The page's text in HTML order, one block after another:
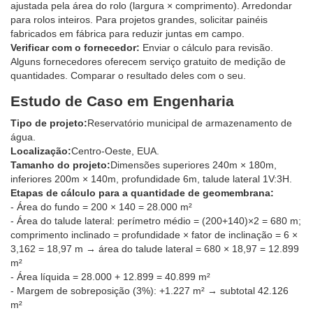
ajustada pela área do rolo (largura × comprimento). Arredondar
para rolos inteiros. Para projetos grandes, solicitar painéis
fabricados em fábrica para reduzir juntas em campo.
Verificar com o fornecedor: Enviar o cálculo para revisão.
Alguns fornecedores oferecem serviço gratuito de medição de
quantidades. Comparar o resultado deles com o seu.
Estudo de Caso em Engenharia
Tipo de projeto:Reservatório municipal de armazenamento de
água.
Localização:Centro-Oeste, EUA.
Tamanho do projeto:Dimensões superiores 240m × 180m,
inferiores 200m × 140m, profundidade 6m, talude lateral 1V:3H.
Etapas de cálculo para a quantidade de geomembrana:
- Área do fundo = 200 × 140 = 28.000 m²
- Área do talude lateral: perímetro médio = (200+140)×2 = 680 m;
comprimento inclinado = profundidade × fator de inclinação = 6 ×
3,162 = 18,97 m → área do talude lateral = 680 × 18,97 = 12.899
m²
- Área líquida = 28.000 + 12.899 = 40.899 m²
- Margem de sobreposição (3%): +1.227 m² → subtotal 42.126
m²